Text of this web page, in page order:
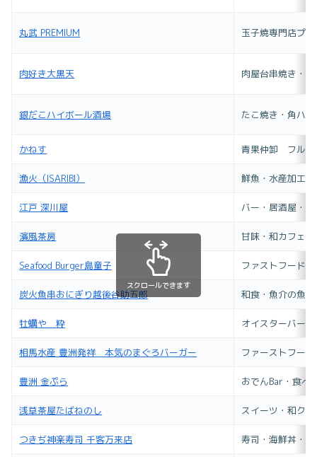
丸武 PREMIUM 玉子焼専門店プ
肉好き大黒天 肉屋台串焼き・
銀だこハイボール酒場 たこ焼き・角ハ
かねす 青果仲卸 フルー
漁火（ISARIBI） 鮮魚・水産加工
江戸 深川屋 バー・居酒屋・
濱風茶房 甘味・和カフェ
Seafood Burger島童子 ファストフード
炭火魚串おにぎり越後谷助五郎 和食・魚介の魚
牡蠣や 粋 オイスターバー
相馬水産 豊洲発祥 本気のまぐろバーガー ファーストフー
豊洲 金ぷら おでんBar・食べ
浅草茶屋たばねのし スイーツ・和ク
つきぢ神楽寿司 千客万来店 寿司・海鮮丼・
スクロールできます